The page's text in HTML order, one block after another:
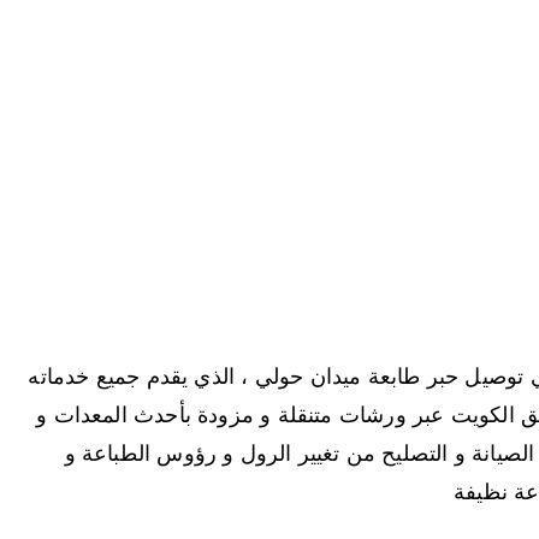
توصيل حبر طابعة ميدان حولي ، الذي يقدم جميع خدماته
مناطق الكويت عبر ورشات متنقلة و مزودة بأحدث المعدات و
الصيانة و التصليح من تغيير الرول و رؤوس الطباعة و
نظيفة